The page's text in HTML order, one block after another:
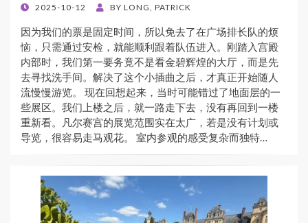
POSTED
2025-10-12 BY LONG, PATRICK
因为我们的票是固定时间，所以免去了在广场排长队的烦
恼，只需通过安检，就能顺利跟着队伍进入。刚踏入宫殿
内部时，我们第一要务竟不是看金碧辉煌的大厅，而是先
去寻找洗手间。解决了这个小插曲之后，才真正开始随人
流慢慢游览。 现在回想起来，当时可能错过了地面层的一
些展区。我们上楼之后，就一路走下去，没有再回到一楼
重新看。凡尔赛宫的展览范围实在太广，若是没有计划或
导览，很容易走马观花。 室内参观的感受复杂而独特…